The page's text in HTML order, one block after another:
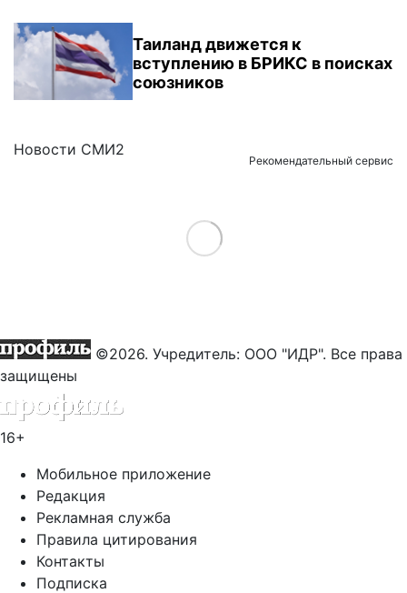
Таиланд движется к
вступлению в БРИКС в поисках
союзников
Новости СМИ2
Рекомендательный сервис
Load More
©2026. Учредитель: ООО "ИДР". Все права
защищены
16+
Мобильное приложение
Редакция
Рекламная служба
Правила цитирования
Контакты
Подписка